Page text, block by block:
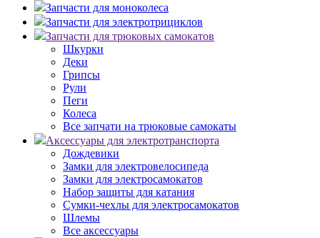
Запчасти для моноколеса
Запчасти для электротрициклов
Запчасти для трюковых самокатов
Шкурки
Деки
Грипсы
Рули
Пеги
Колеса
Все запчати на трюковые самокаты
Аксессуары для электротранспорта
Дождевики
Замки для электровелосипеда
Замки для электросамокатов
Набор защиты для катания
Сумки-чехлы для электросамокатов
Шлемы
Все аксессуары